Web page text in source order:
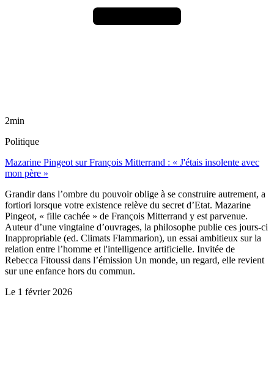
2min
Politique
Mazarine Pingeot sur François Mitterrand : « J'étais insolente avec
mon père »
Grandir dans l’ombre du pouvoir oblige à se construire autrement, a
fortiori lorsque votre existence relève du secret d’Etat. Mazarine
Pingeot, « fille cachée » de François Mitterrand y est parvenue.
Auteur d’une vingtaine d’ouvrages, la philosophe publie ces jours-ci
Inappropriable (ed. Climats Flammarion), un essai ambitieux sur la
relation entre l’homme et l'intelligence artificielle. Invitée de
Rebecca Fitoussi dans l’émission Un monde, un regard, elle revient
sur une enfance hors du commun.
Le 1 février 2026